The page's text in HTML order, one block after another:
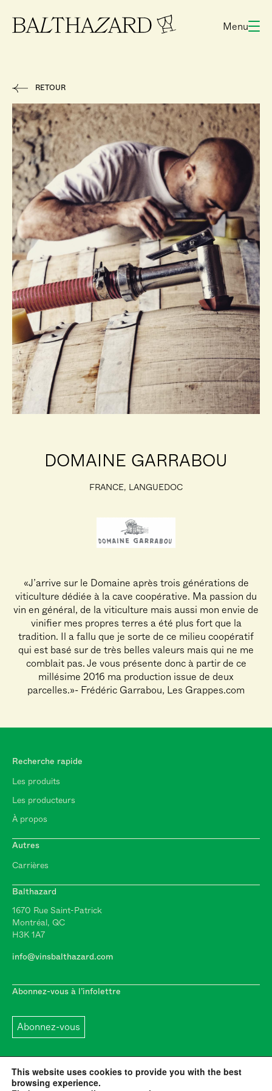
Menu
RETOUR
DOMAINE GARRABOU
FRANCE, LANGUEDOC
«J’arrive sur le Domaine après trois générations de
viticulture dédiée à la cave coopérative. Ma passion du
vin en général, de la viticulture mais aussi mon envie de
vinifier mes propres terres a été plus fort que la
tradition. Il a fallu que je sorte de ce milieu coopératif
qui est basé sur de très belles valeurs mais qui ne me
comblait pas. Je vous présente donc à partir de ce
millésime 2016 ma production issue de deux
parcelles.»- Frédéric Garrabou, Les Grappes.com
Recherche rapide
Les produits
Les producteurs
À propos
Autres
Carrières
Balthazard
1670 Rue Saint-Patrick
Montréal, QC
H3K 1A7
info@vinsbalthazard.com
Abonnez-vous à l’infolettre
Abonnez-vous
This website uses cookies to provide you with the best
browsing experience.